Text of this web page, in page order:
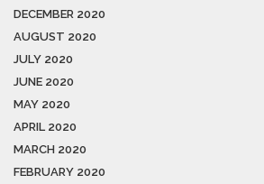
DECEMBER 2020
AUGUST 2020
JULY 2020
JUNE 2020
MAY 2020
APRIL 2020
MARCH 2020
FEBRUARY 2020